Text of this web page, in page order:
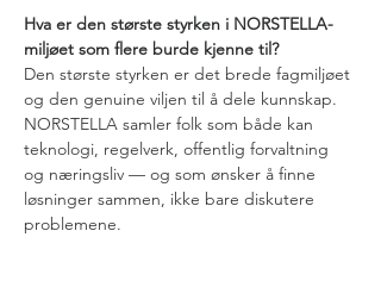
Hva er den største styrken i NORSTELLA-
miljøet som flere burde kjenne til?
Den største styrken er det brede fagmiljøet
og den genuine viljen til å dele kunnskap.
NORSTELLA samler folk som både kan
teknologi, regelverk, offentlig forvaltning
og næringsliv — og som ønsker å finne
løsninger sammen, ikke bare diskutere
problemene.